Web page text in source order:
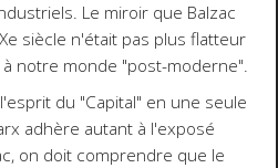
Le miroir que Balzac
siècle n'était pas plus flatteur
notre monde "post-moderne".
du "Capital" en une seule
adhère autant à l'exposé
on doit comprendre que le